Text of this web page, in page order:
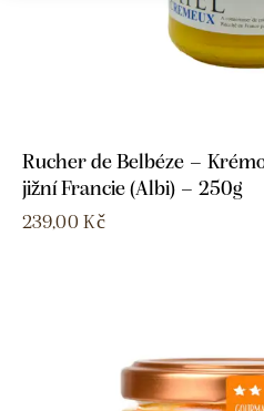
Rucher de Belbéze –
jižní Francie (Albi) – 250g
239,00 Kč